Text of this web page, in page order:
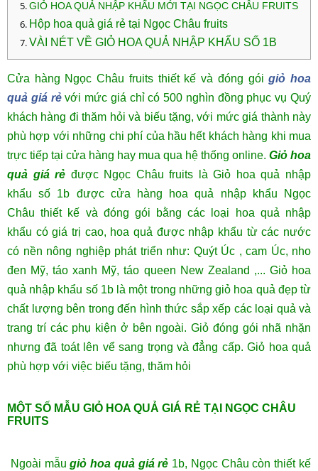
GIỎ HOA QUẢ NHẬP KHẨU MỚI TẠI NGỌC CHÂU FRUITS
Hộp hoa quả giá rẻ tại Ngọc Châu fruits
VÀI NÉT VỀ GIỎ HOA QUẢ NHẬP KHẨU SỐ 1B
Cửa hàng Ngọc Châu fruits thiết kế và đóng góigiỏ hoa
quả giá rẻvới mức giá chỉ có 500 nghìn đồng phục vụ Quý
khách hàng đi thăm hỏi và biếu tặng, với mức giá thành này
phù hợp với những chi phí của hầu hết khách hàng khi mua
trực tiếp tại cửa hàng hay mua qua hệ thống online. Giỏ hoa
quả giá rẻ được Ngọc Châu fruits là Giỏ hoa quả nhập
khẩu số 1b được cửa hàng hoa quả nhập khẩu Ngọc
Châu thiết kế và đóng gói bằng các loại
hoa quả nhập
khẩu có giá trị cao, hoa quả được nhập khẩu từ các nước
có nền nông nghiệp phát triển như: Quýt Úc , cam Úc, nho
đen Mỹ, táo xanh Mỹ,táo queen New Zealand ,... Giỏ hoa
quả nhập khẩu số 1b là một trong những giỏ hoa quả đẹp từ
chất lượng bên trong đến hình thức sắp xếp các loại quả và
trang trí các phụ kiện ở bên ngoài. Giỏ đóng gói nhã nhặn
nhưng đã toát lên vể sang trọng và đẳng cấp. Giỏ hoa quả
phù hợp với việc biếu tặng, thăm hỏi
MỘT SỐ MẪU GIỎ HOA QUẢ GIÁ RẺ TẠI NGỌC CHÂU
FRUITS
Ngoài mẫugiỏ hoa quả giá rẻ 1b, Ngọc Châu còn thiết kế